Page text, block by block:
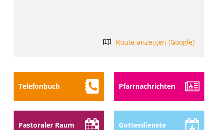
Route anzeigen (Google)
Telefon­buch Pfarr­nach­richten
Pastoraler Raum Gottes­dienste